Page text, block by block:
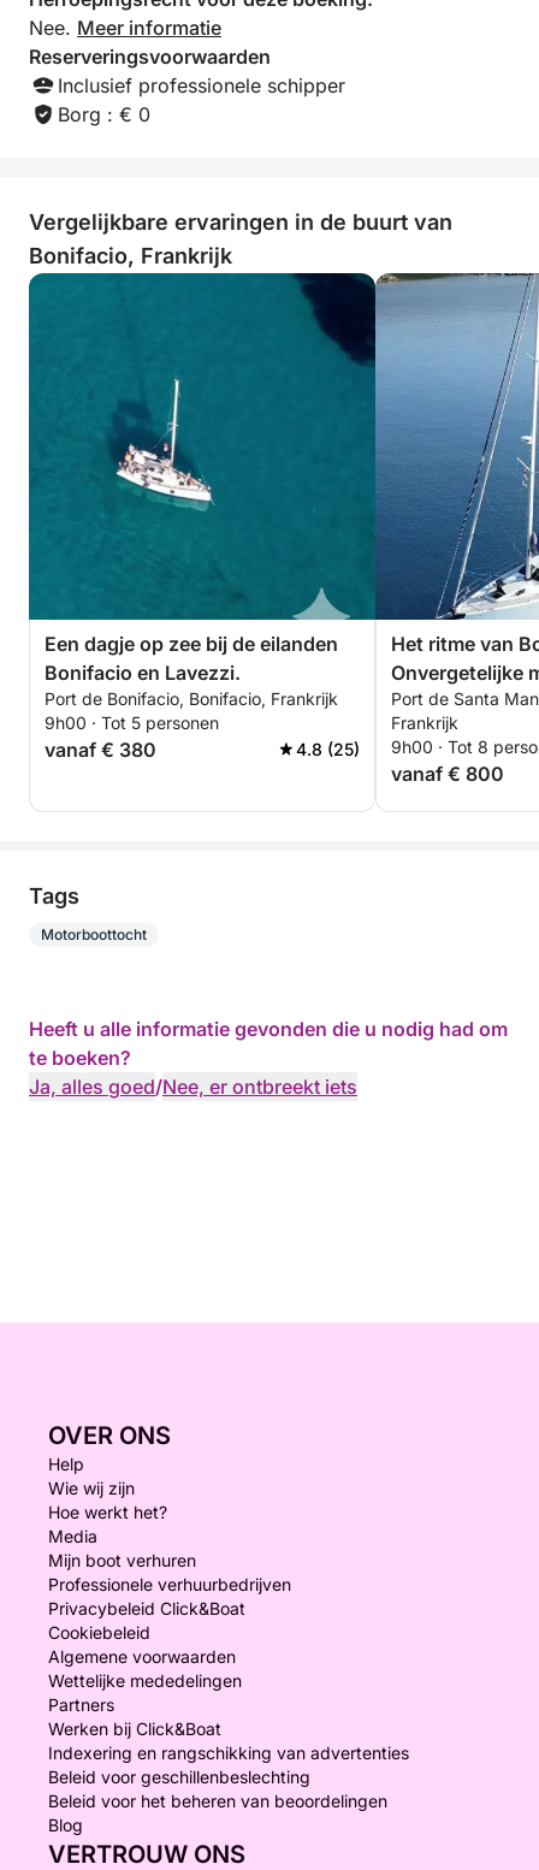
Nee. Meer informatie
Reserveringsvoorwaarden
Inclusief professionele schipper
Borg : € 0
Vergelijkbare ervaringen in de buurt van
Bonifacio, Frankrijk
Een dagje op zee bij de eilanden
Bonifacio en Lavezzi.
Port de Bonifacio, Bonifacio, Frankrijk
9h00 · Tot 5 personen
vanaf € 380 4.8 (25)
Het ritme van
Onvergetelijke
zeilboot
Port de Santa
Frankrijk
9h00 · Tot 8
vanaf € 800
Tags
Motorboottocht
Heeft u alle informatie gevonden die u nodig had om
te boeken?
Ja, alles goed/Nee, er ontbreekt iets
OVER ONS
Help
Wie wij zijn
Hoe werkt het?
Media
Mijn boot verhuren
Professionele verhuurbedrijven
Privacybeleid Click&Boat
Cookiebeleid
Algemene voorwaarden
Wettelijke mededelingen
Partners
Werken bij Click&Boat
Indexering en rangschikking van advertenties
Beleid voor geschillenbeslechting
Beleid voor het beheren van beoordelingen
Blog
VERTROUW ONS